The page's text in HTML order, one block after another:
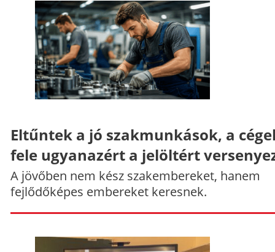
Eltűntek a jó szakmunkások, a
fele ugyanazért a jelöltért
A jövőben nem kész szakembereket, hanem
fejlődőképes embereket keresnek.